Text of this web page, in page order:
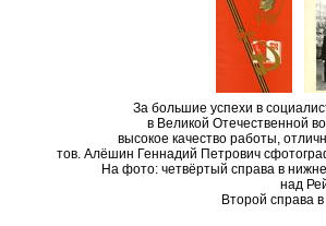
За большие успехи в
в Великой Отечественной
высокое качество работы,
тов. Алёшин Геннадий Петрович
На фото: четвёртый справа в
над
Второй справа